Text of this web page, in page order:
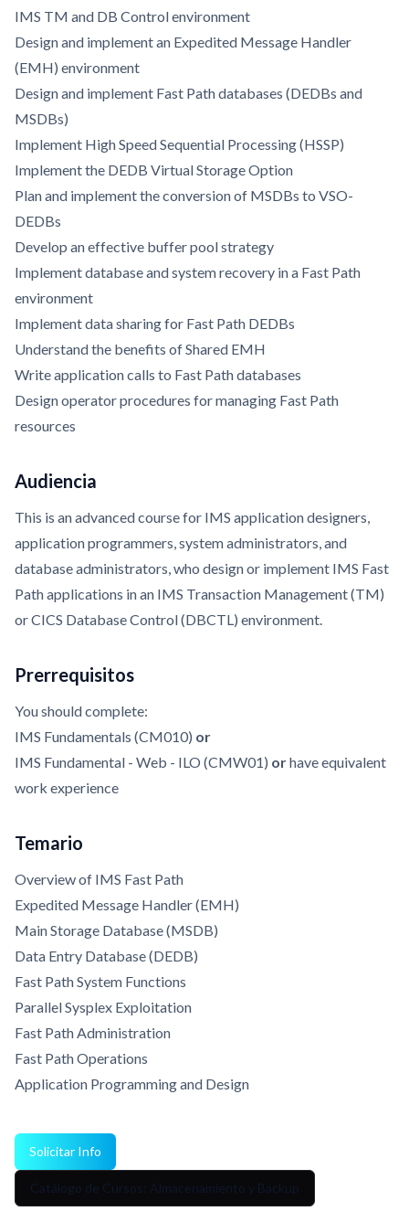
IMS TM and DB Control environment
Design and implement an Expedited Message Handler
(EMH) environment
Design and implement Fast Path databases (DEDBs and
MSDBs)
Implement High Speed Sequential Processing (HSSP)
Implement the DEDB Virtual Storage Option
Plan and implement the conversion of MSDBs to VSO-
DEDBs
Develop an effective buffer pool strategy
Implement database and system recovery in a Fast Path
environment
Implement data sharing for Fast Path DEDBs
Understand the benefits of Shared EMH
Write application calls to Fast Path databases
Design operator procedures for managing Fast Path
resources
Audiencia
This is an advanced course for IMS application designers,
application programmers, system administrators, and
database administrators, who design or implement IMS Fast
Path applications in an IMS Transaction Management (TM)
or CICS Database Control (DBCTL) environment.
Prerrequisitos
You should complete:
IMS Fundamentals (CM010) or
IMS Fundamental - Web - ILO (CMW01) orhave equivalent
work experience
Temario
Overview of IMS Fast Path
Expedited Message Handler (EMH)
Main Storage Database (MSDB)
Data Entry Database (DEDB)
Fast Path System Functions
Parallel Sysplex Exploitation
Fast Path Administration
Fast Path Operations
Application Programming and Design
Solicitar Info
Catálogo de Cursos: Almacenamiento y Backup